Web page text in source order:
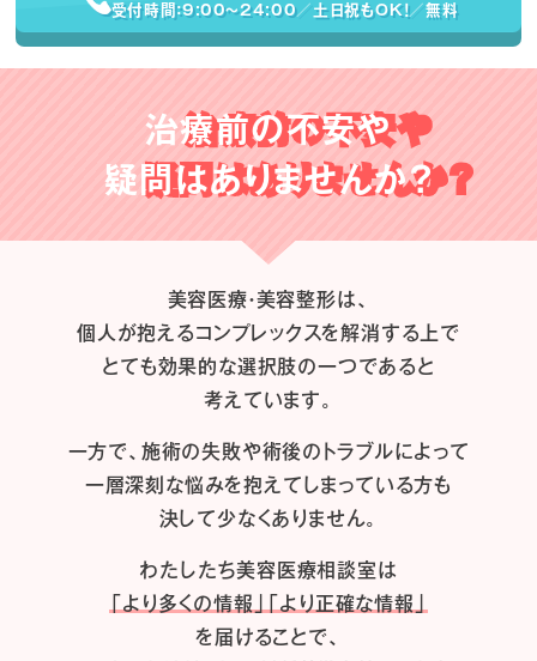
受付時間：9:00〜24:00／土日祝もOK！／無料
治療前の不安や
疑問はありませんか？
美容医療・美容整形は、
個人が抱えるコンプレックスを解消する上で
とても効果的な選択肢の一つであると
考えています。
一方で、施術の失敗や術後のトラブルによって
一層深刻な悩みを抱えてしまっている方も
決して少なくありません。
わたしたち美容医療相談室は
「より多くの情報」「より正確な情報」
を届けることで、